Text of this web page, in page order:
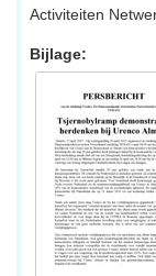
Activiteiten
Bijlage: